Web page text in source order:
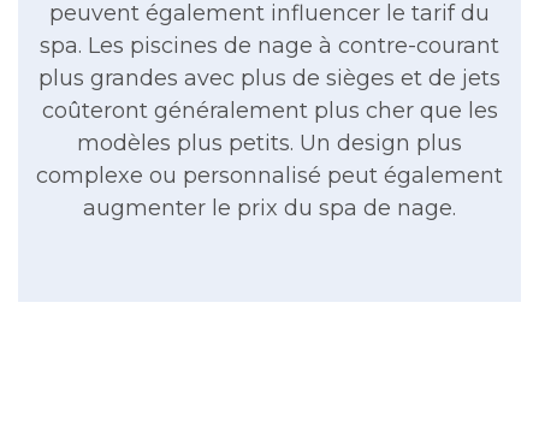
peuvent également influencer le tarif du
spa. Les piscines de nage à contre-courant
plus grandes avec plus de sièges et de jets
coûteront généralement plus cher que les
modèles plus petits. Un design plus
complexe ou personnalisé peut également
augmenter le prix du spa de nage.